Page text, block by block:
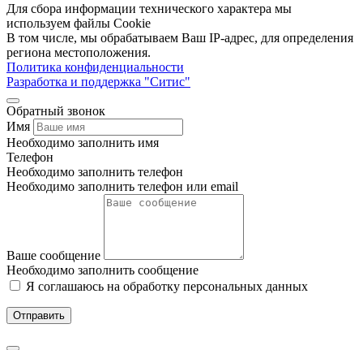
Для сбора информации технического характера мы
используем файлы Cookie
В том числе, мы обрабатываем Ваш IP-адрес, для определения
региона местоположения.
Политика конфиденциальности
Разработка и поддержка "Ситис"
Обратный звонок
Имя
Необходимо заполнить имя
Телефон
Необходимо заполнить телефон
Необходимо заполнить телефон или email
Ваше сообщение
Необходимо заполнить сообщение
Я соглашаюсь на обработку персональных данных
Отправить